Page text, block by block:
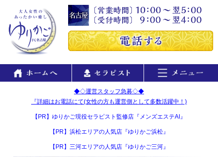
◆◇運営スタッフ急募◇◆
『詳細はお電話にて(女性の方も運営側として多数活躍中！)
【PR】ゆりかご現役セラピスト監修店『メンズエステAI』
【PR】浜松エリアの人気店『ゆりかご浜松』
【PR】三河エリアの人気店『ゆりかご三河』